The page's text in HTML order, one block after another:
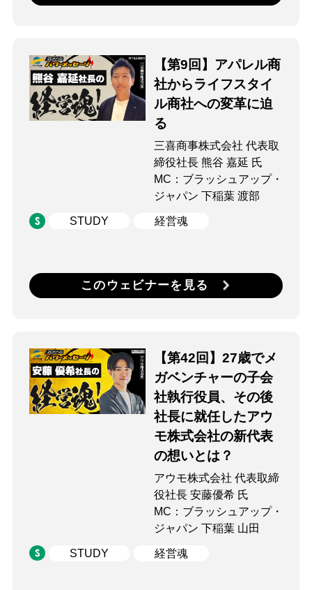
【第9回】アパレル商
社からライフスタイ
ル商社への変革に迫
る
三喜商事株式会社 代表取
締役社長 熊谷 嘉延 氏
MC：ブラッシュアップ・
ジャパン 下稲葉 渡部
STUDY 経営魂
このウェビナーを見る
【第42回】27歳でメ
ガベンチャーの子会
社執行役員、その後
社長に就任したアウ
モ株式会社の新代表
の想いとは？
アウモ株式会社 代表取締
役社長 安藤優希 氏
MC：ブラッシュアップ・
ジャパン 下稲葉 山田
STUDY 経営魂